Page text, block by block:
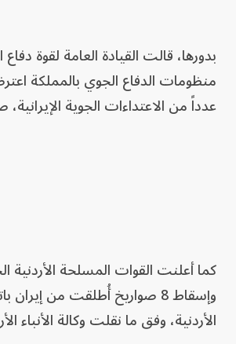
بدورها، قالت القيادة العامة لقوة
منظومات الدفاع الجوي بالمملكة
عدداً من الاعتداءات الجوية
كما أعلنت القوات المسلحة
وإسقاط 8 صواريخ أُطلقت من
الأردنية، وفق ما نقلت وكالة الأنباء